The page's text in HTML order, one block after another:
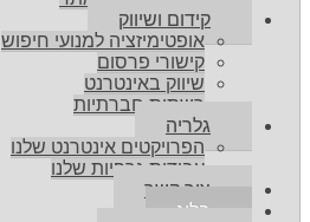
קידום ושיווק
אופטימיזציה למנועי חיפוש
קישורי פרסום
שיווק באינטרנט
רשתות חברתיות
גלריה
הפרויקטים אינטרנט שלנו
עבודות גרפיות שלנו
צור קשר
בלוג